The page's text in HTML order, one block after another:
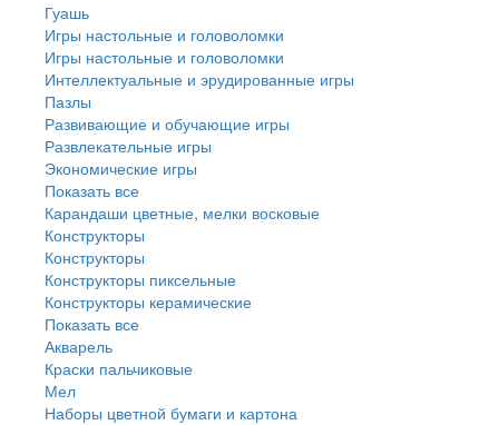
Гуашь
Игры настольные и головоломки
Игры настольные и головоломки
Интеллектуальные и эрудированные игры
Пазлы
Развивающие и обучающие игры
Развлекательные игры
Экономические игры
Показать все
Карандаши цветные, мелки восковые
Конструкторы
Конструкторы
Конструкторы пиксельные
Конструкторы керамические
Показать все
Акварель
Краски пальчиковые
Мел
Наборы цветной бумаги и картона